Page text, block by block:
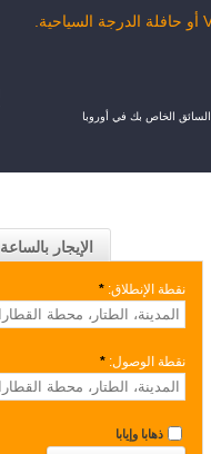
السائق الخاص بك في أوروبا
الإيجار بالساعة
نقطة الإنطلاق: *
نقطة الوصول: *
ذهابا وإيابا